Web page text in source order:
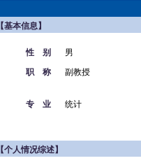
【基本信息】
性 别
男
职 称
副教授
专 业 统计
【个人情况综述】